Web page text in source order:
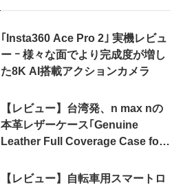
｢Insta360 Ace Pro 2｣ 実機レビュ
ー ｰ 様々な面でより完成度が増し
た8K AI搭載アクションカメラ
【レビュー】台湾発、n max nの
本革レザーケース｢Genuine
Leather Full Coverage Case for
【レビュー】自転車用スマートロ